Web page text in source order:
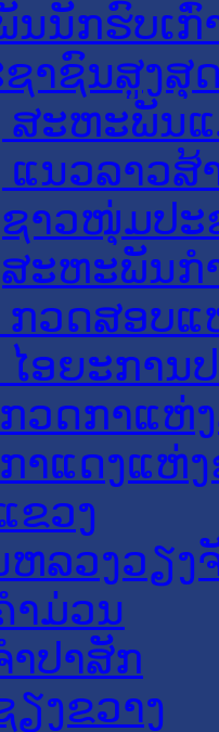
ນັກຮົບເກົ່
າຊົນສູງສຸ
ສະຫະພັນ
ແນວລາວສ້
າວໜຸ່ມປະ
ະຫະພັນກ
ກວດສອບແ
ໄອຍະການ
ວດກາແຫ່
າແດງແຫ່
ຂວງ
ລວງວຽງ
າມ່ວນ
າປາສັກ
ຽງຂວາງ